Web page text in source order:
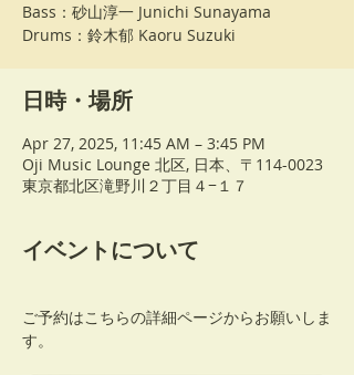
Bass：砂山淳一 Junichi Sunayama
Drums：鈴木郁 Kaoru Suzuki
日時・場所
Apr 27, 2025, 11:45 AM – 3:45 PM
Oji Music Lounge 北区, 日本、〒114-0023
東京都北区滝野川２丁目４−１７
イベントについて
ご予約はこちらの詳細ページからお願いしま
す。